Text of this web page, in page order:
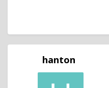
hanton